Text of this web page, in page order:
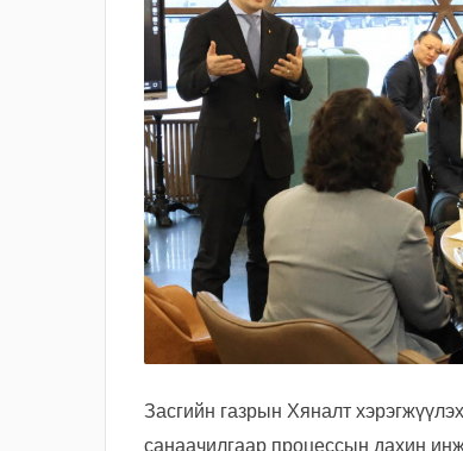
Засгийн газрын Хяналт
санаачилгаар процессын дахин